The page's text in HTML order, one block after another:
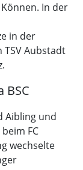
In der
in der
TSV Aubstadt
BSC
Aibling und
FC
wechselte